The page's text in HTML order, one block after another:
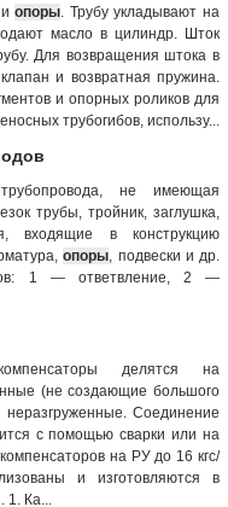
иопоры . Трубу укладывают на
масло в цилиндр. Шток
Для возвращения штока в
и возвратная пружина.
и опорных роликов для
трубогибов, использу...
не имеющая
трубы, тройник, заглушка,
входящие в конструкцию
опоры , подвески и др.
1 — ответвление, 2 —
делятся на
(не создающие большого
неразгруженные. Соединение
с помощью сварки или на
на РУ до 16 кгс/
и изготовляются в
Ка...